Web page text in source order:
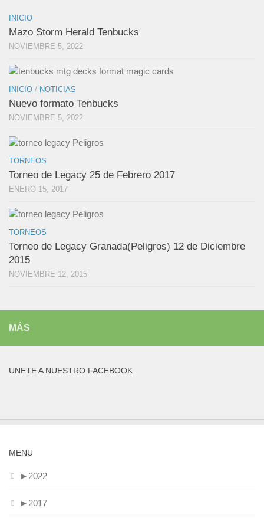
INICIO
Mazo Storm Herald Tenbucks
NOVIEMBRE 5, 2022
INICIO / NOTICIAS
Nuevo formato Tenbucks
NOVIEMBRE 5, 2022
TORNEOS
Torneo de Legacy 25 de Febrero 2017
ENERO 15, 2017
TORNEOS
Torneo de Legacy Granada(Peligros) 12 de Diciembre
2015
NOVIEMBRE 12, 2015
MÁS
UNETE A NUESTRO FACEBOOK
MENU
► 2022
► 2017